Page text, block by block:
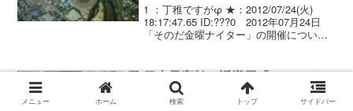
1 ：丁稚ですがφ ★：2012/07/24(火)
18:17:47.65 ID:???0 2012年07月24日
「そのだ金曜ナイター」の開催について
（愛称：「そ...
日本最高齢の誘導馬「マコーリ
ー」（３０歳）が引退 園田競馬
メニュー ホーム 検索 トップ サイドバー